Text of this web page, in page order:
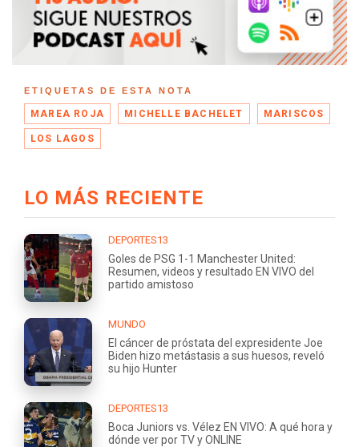
ETIQUETAS DE ESTA NOTA
MAREA ROJA MICHELLE BACHELET MARISCOS
LOS LAGOS
LO MÁS RECIENTE
DEPORTES13
Goles de PSG 1-1 Manchester United:
Resumen, videos y resultado EN VIVO del
partido amistoso
MUNDO
El cáncer de próstata del expresidente Joe
Biden hizo metástasis a sus huesos, reveló
su hijo Hunter
DEPORTES13
Boca Juniors vs. Vélez EN VIVO: A qué hora y
dónde ver por TV y ONLINE